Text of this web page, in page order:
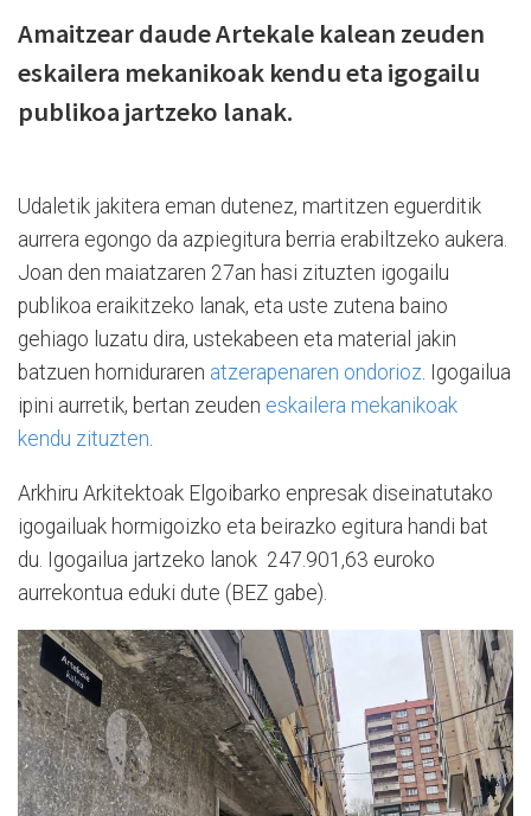
Amaitzear daude Artekale kalean zeuden
eskailera mekanikoak kendu eta igogailu
publikoa jartzeko lanak.
Udaletik jakitera eman dutenez, martitzen eguerditik
aurrera egongo da azpiegitura berria erabiltzeko aukera.
Joan den maiatzaren 27an hasi zituzten igogailu
publikoa eraikitzeko lanak, eta uste zutena baino
gehiago luzatu dira, ustekabeen eta material jakin
batzuen horniduraren atzerapenaren ondorioz. Igogailua
ipini aurretik, bertan zeuden eskailera mekanikoak
kendu zituzten.
Arkhiru Arkitektoak Elgoibarko enpresak diseinatutako
igogailuak hormigoizko eta beirazko egitura handi bat
du. Igogailua jartzeko lanok 247.901,63 euroko
aurrekontua eduki dute (BEZ gabe).